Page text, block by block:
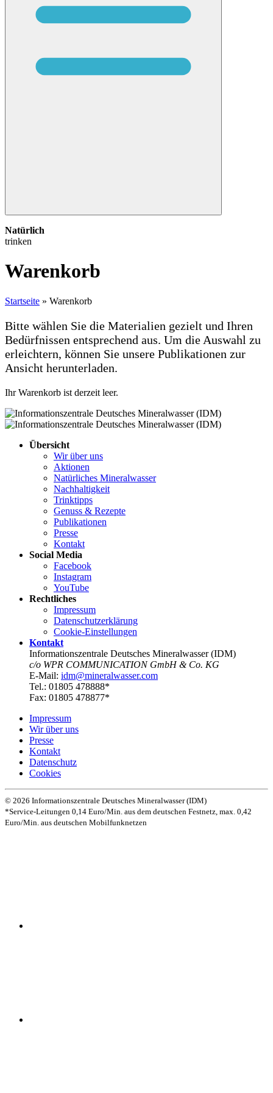
Natürlich
trinken
Warenkorb
Startseite » Warenkorb
Bitte wählen Sie die Materialien gezielt und Ihren
Bedürfnissen entsprechend aus. Um die Auswahl zu
erleichtern, können Sie unsere Publikationen zur
Ansicht herunterladen.
Ihr Warenkorb ist derzeit leer.
Übersicht
Wir über uns
Aktionen
Natürliches Mineralwasser
Nachhaltigkeit
Trinktipps
Genuss & Rezepte
Publikationen
Presse
Kontakt
Social Media
Facebook
Instagram
YouTube
Rechtliches
Impressum
Datenschutz­erklärung
Cookie-Einstellungen
Kontakt
Informationszentrale Deutsches Mineralwasser (IDM)
c/o WPR COMMUNICATION GmbH & Co. KG
E-Mail: idm@mineralwasser.com
Tel.: 01805 478888*
Fax: 01805 478877*
Impressum
Wir über uns
Presse
Kontakt
Datenschutz­
Cookies
© 2026 Informationszentrale Deutsches Mineralwasser (IDM)
*Service-Leitungen 0,14 Euro/Min. aus dem deutschen Festnetz, max. 0,42
Euro/Min. aus deutschen Mobilfunknetzen